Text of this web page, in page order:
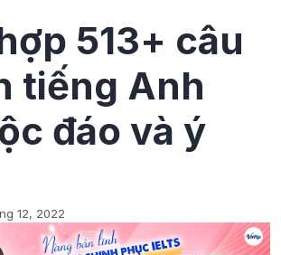
513+ câu
tiếng Anh
đáo và ý
12, 2022